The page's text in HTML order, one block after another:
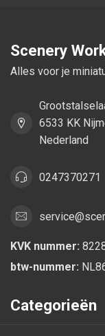
Scenery
Alles voor je
6533 KK
Nederland
0247370271
KVK nummer:
btw-nummer:
Categorieën